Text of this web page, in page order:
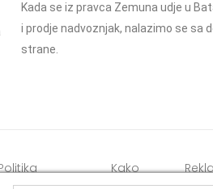
Kada se iz pravca Zemuna udje u
i prodje nadvoznjak, nalazimo se sa
strane.
Kako